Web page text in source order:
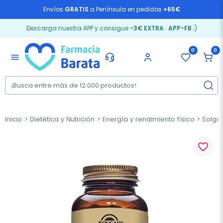
Envíos GRATIS a Península en pedidos +65€
Descarga nuestra APP y consigue -3€ EXTRA: APP-FB ;)
menu
0 0
Inicio Dietética y Nutrición Energía y rendimiento físico
favorite_border